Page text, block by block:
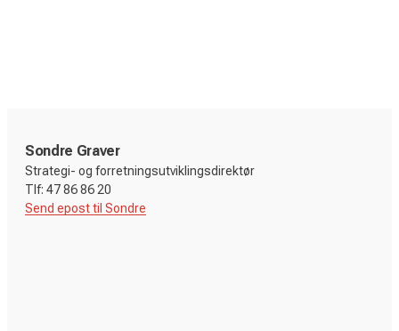
Sondre Graver
Strategi- og forretningsutviklingsdirektør
Send epost til Sondre